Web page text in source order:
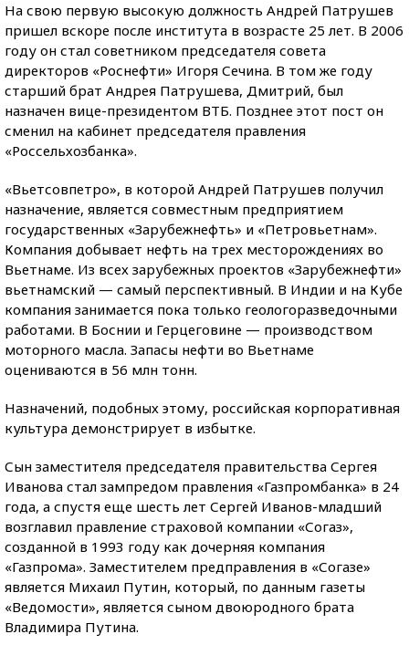
На свою первую высокую должность Андрей Патрушев
пришел вскоре после института в возрасте 25 лет. В 2006
году он стал советником председателя совета
директоров «Роснефти» Игоря Сечина. В том же году
старший брат Андрея Патрушева, Дмитрий, был
назначен вице-президентом ВТБ. Позднее этот пост он
сменил на кабинет председателя правления
«Россельхозбанка».
«Вьетсовпетро», в которой Андрей Патрушев получил
назначение, является совместным предприятием
государственных «Зарубежнефть» и «Петровьетнам».
Компания добывает нефть на трех месторождениях во
Вьетнаме. Из всех зарубежных проектов «Зарубежнефти»
вьетнамский — самый перспективный. В Индии и на Кубе
компания занимается пока только геологоразведочными
работами. В Боснии и Герцеговине — производством
моторного масла. Запасы нефти во Вьетнаме
оцениваются в 56 млн тонн.
Назначений, подобных этому, российская корпоративная
культура демонстрирует в избытке.
Сын заместителя председателя правительства Сергея
Иванова стал зампредом правления «Газпромбанка» в 24
года, а спустя еще шесть лет Сергей Иванов-младший
возглавил правление страховой компании «Согаз»,
созданной в 1993 году как дочерняя компания
«Газпрома». Заместителем предправления в «Согазе»
является Михаил Путин, который, по данным газеты
«Ведомости», является сыном двоюродного брата
Владимира Путина.